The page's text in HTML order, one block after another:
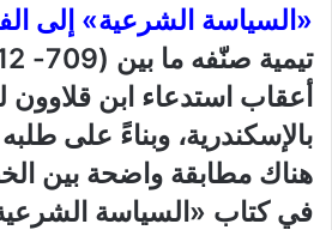
«السياسة الشرعية» إلى
أعقاب استدعاء ابن قلاوون
بالإسكندرية، وبناءً على
هناك مطابقة واضحة بين
في كتاب «السياسة